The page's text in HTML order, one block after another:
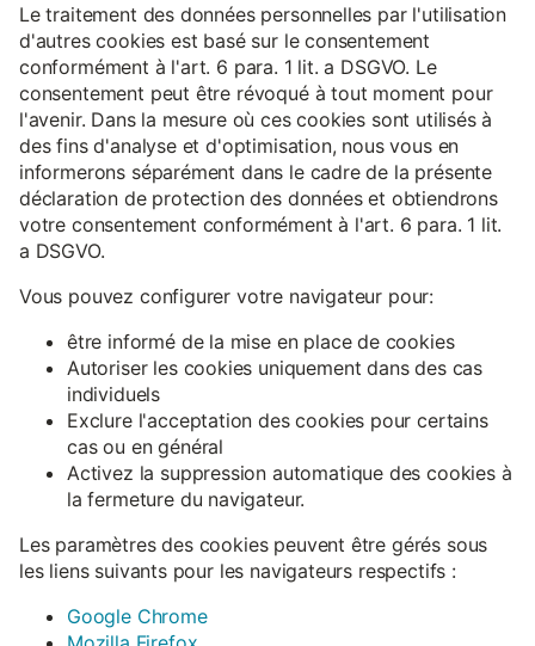
Le traitement des données personnelles par l'utilisation
d'autres cookies est basé sur le consentement
conformément à l'art. 6 para. 1 lit. a DSGVO. Le
consentement peut être révoqué à tout moment pour
l'avenir. Dans la mesure où ces cookies sont utilisés à
des fins d'analyse et d'optimisation, nous vous en
informerons séparément dans le cadre de la présente
déclaration de protection des données et obtiendrons
votre consentement conformément à l'art. 6 para. 1 lit.
a DSGVO.
Vous pouvez configurer votre navigateur pour:
être informé de la mise en place de cookies
Autoriser les cookies uniquement dans des cas
individuels
Exclure l'acceptation des cookies pour certains
cas ou en général
Activez la suppression automatique des cookies à
la fermeture du navigateur.
Les paramètres des cookies peuvent être gérés sous
les liens suivants pour les navigateurs respectifs :
Google Chrome